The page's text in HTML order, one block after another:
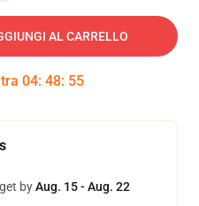
AL CARRELLO
04: 48: 54
byAug. 15 - Aug. 22